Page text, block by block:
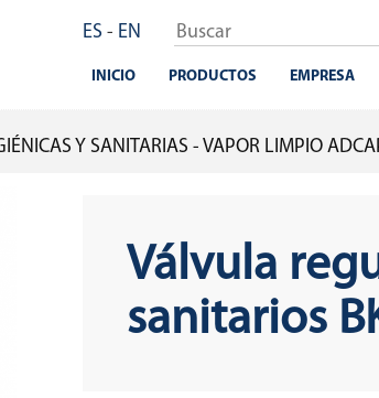
ES - EN
INICIO PRODUCTOS EMPRESA
Y SANITARIAS - VAPOR LIMPIO
Válvula
sanitarios